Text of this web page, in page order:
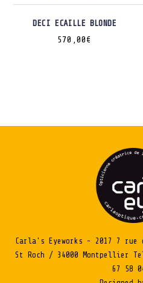
DECI ECAILLE BLONDE
570,00 €
Carla's Eyeworks - 2017 7
St Roch / 34000 Montpellier
67 58